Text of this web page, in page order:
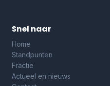
Snel naar
Home
Standpunten
Fractie
Actueel en nieuws